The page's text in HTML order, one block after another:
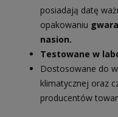
posiadają datę
opakowaniu
nasion.
Testowane w
Dostosowane do
klimatycznej oraz
producentów